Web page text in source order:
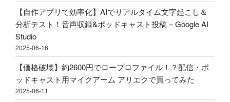
稿"
の
で
買
っ
て
み
た"
の
【自作アプリで効率化】AIでリアルタイム文字起こし＆
分析テスト！音声収録&ポッドキャスト投稿 – Google AI
Studio
2025-06-16
【価格破壊】約2600円でロープロファイル！？配信・ポ
ッドキャスト用マイクアーム アリエクで買ってみた
2025-06-11